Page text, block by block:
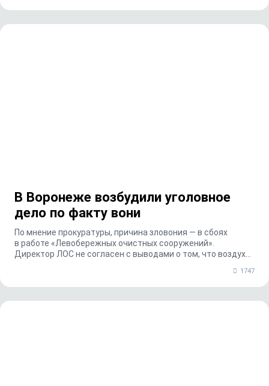
В Воронеже возбудили уголовное
дело по факту вони
По мнение прокуратуры, причина зловония — в сбоях
в работе «Левобережных очистных сооружений».
Директор ЛОС не согласен с выводами о том, что воздух
1747